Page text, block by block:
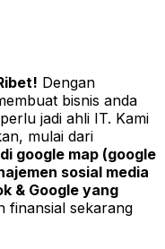
Dengan
bisnis anda
jadi ahli IT. Kami
mulai dari
google map (google
sosial media
& Google yang
finansial sekarang